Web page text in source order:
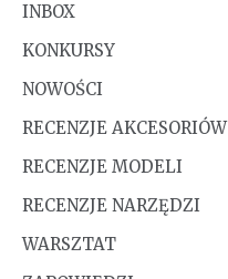
INBOX
KONKURSY
NOWOŚCI
RECENZJE AKCESORIÓW
RECENZJE MODELI
RECENZJE NARZĘDZI
WARSZTAT